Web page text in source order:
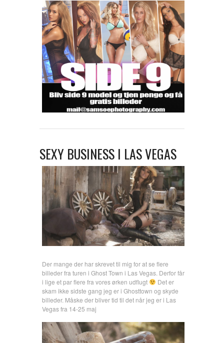
SEXY BUSINESS I LAS VEGAS
Der mange der har skrevet til mig for at se flere
billeder fra turen i Ghost Town i Las Vegas. Derfor får
i lige et par flere fra vores ørken udflugt
Det er
skam ikke sidste gang jeg er i Ghosttown og skyde
billeder. Måske der bliver tid til det når jeg er i Las
Vegas fra 14-25 maj